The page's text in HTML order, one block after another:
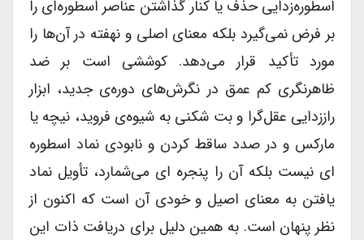
اسطوره‌زدایی حذف یا کنار گذاشتن عناصر اسطوره‌ای را
بر فرض نمی‌گیرد بلکه معنای اصلی و نهفته در آن‌ها را
مورد تأکید قرار می‌دهد. کوششی است بر ضد
ظاهرنگری کم عمق در نگرش‌های دوره‌ی جدید، ابزار
راززدایی عقل‌گرا و بت شکنی به شیوه‌ی فروید، نیچه یا
مارکس و در صدد ساقط کردن و نابودی نماد اسطوره
ای نیست بلکه آن را پنجره ای می‌شمارد، تأویل نماد
یافتن به معنای اصیل و خودی آن است که اکنون از
نظر پنهان است. به همین دلیل برای دریافت ذات این